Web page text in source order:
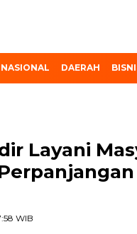
NASIONAL DAERAH
Layani
WIB